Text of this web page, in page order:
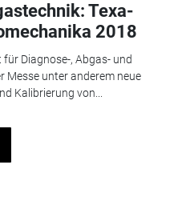
Texa-
2018
Diagnose-, Abgas- und
Messe unter anderem neue
Kalibrierung von...